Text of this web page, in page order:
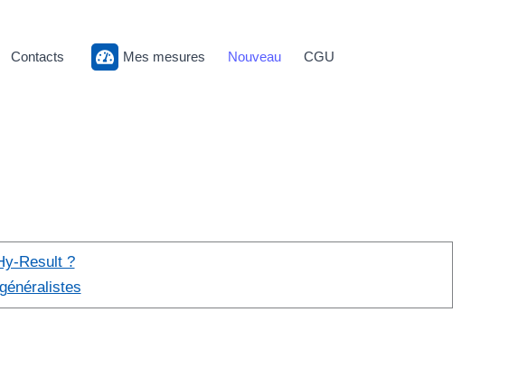
Contacts Mes mesures Nouveau CGU
Result ?